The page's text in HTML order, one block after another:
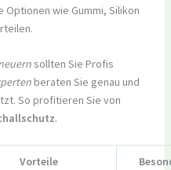
wie Gummi, Silikon
sollten Sie Profis
beraten Sie genau und
So profitieren Sie von
.
Vorteile